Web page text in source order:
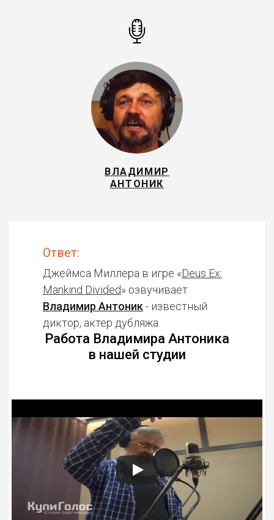
ВЛАДИМИР
АНТОНИК
Ответ:
Джеймса Миллера в игре «Deus Ex:
Mankind Divided» озвучивает
Владимир Антоник - известный
диктор, актер дубляжа.
Работа Владимира Антоника
в нашей студии